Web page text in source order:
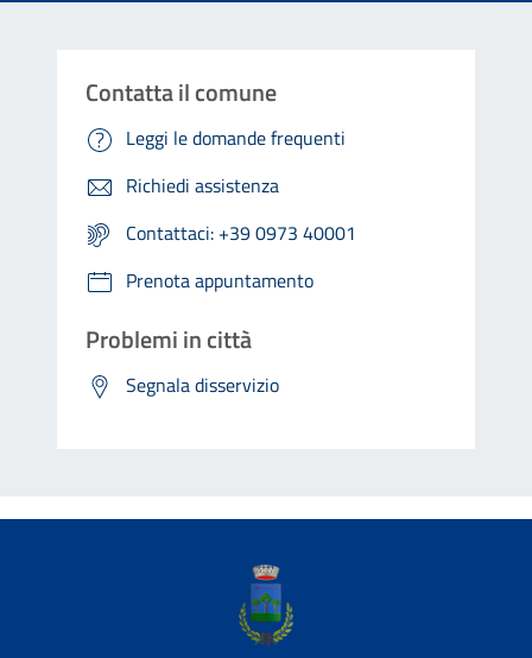
Contatta il comune
Leggi le domande frequenti
Richiedi assistenza
Contattaci: +39 0973 40001
Prenota appuntamento
Problemi in città
Segnala disservizio